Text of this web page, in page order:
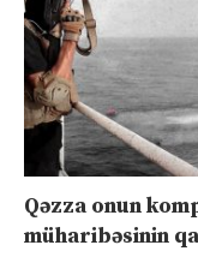
Qəzza onun
müharibəsinin